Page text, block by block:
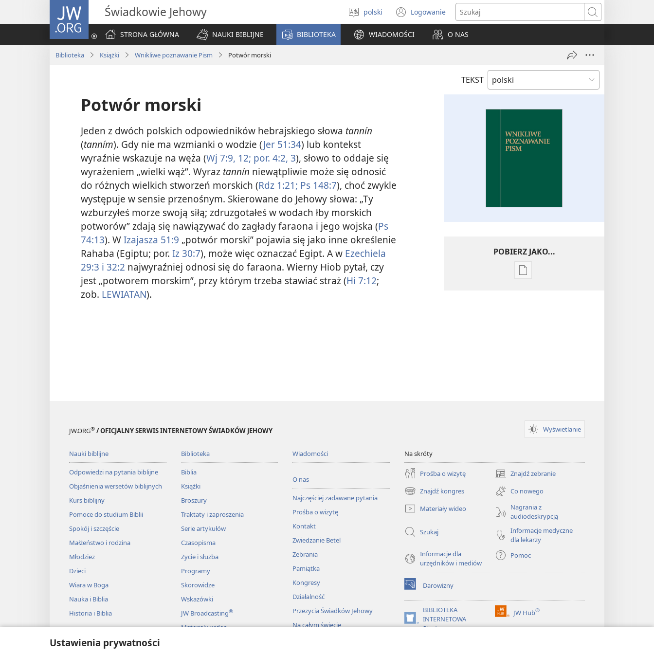
Ustawienia prywatności
JW.ORG Świadkowie Jehowy
Wybór
języka
polski Logowanie
(opens
new
window)
Szukaj
STRONA GŁÓWNA
NAUKI BIBLIJNE BIBLIOTEKA WIADOMOŚCI O NAS
Biblioteka Książki Wnikliwe poznawanie Pism Potwór morski
TEKST
Potwór morski
Jeden z dwóch polskich odpowiedników hebrajskiego słowa tannín
(tanním). Gdy nie ma wzmianki o wodzie (Jer 51:34) lub kontekst
wyraźnie wskazuje na węża (Wj 7:9, 12; por. 4:2, 3), słowo to oddaje się
wyrażeniem „wielki wąż”. Wyraz tannín niewątpliwie może się odnosić
do różnych wielkich stworzeń morskich (Rdz 1:21; Ps 148:7), choć zwykle
występuje w sensie przenośnym. Skierowane do Jehowy słowa: „Ty
wzburzyłeś morze swoją siłą; zdruzgotałeś w wodach łby morskich
potworów” zdają się nawiązywać do zagłady faraona i jego wojska (Ps
74:13). WIzajasza 51:9 „potwór morski” pojawia się jako inne określenie
Rahaba (Egiptu; por. Iz 30:7), może więc oznaczać Egipt. A w Ezechiela
29:3 i 32:2 najwyraźniej odnosi się do faraona. Wierny Hiob pytał, czy
jest „potworem morskim”, przy którym trzeba stawiać straż (Hi 7:12;
zob. LEWIATAN).
POBIERZ JAKO...
Ustawienia
JW.ORG® / OFICJALNY SERWIS INTERNETOWY ŚWIADKÓW JEHOWY Wyświetlanie
Nauki biblijne
Odpowiedzi na pytania biblijne
Objaśnienia wersetów biblijnych
Kurs biblijny
Pomoce do studium Biblii
Spokój i szczęście
Małżeństwo i rodzina
Młodzież
Dzieci
Wiara w Boga
Nauka i Biblia
Historia i Biblia
Biblioteka
Biblia
Książki
Broszury
Traktaty i zaproszenia
Serie artykułów
Czasopisma
Życie i służba
Programy
Skorowidze
Wskazówki
JW Broadcasting®
Materiały wideo
Wiadomości
O nas
Najczęściej zadawane pytania
Prośba o wizytę
Kontakt
Zwiedzanie Betel
Zebrania
Pamiątka
Kongresy
Działalność
Przeżycia Świadków Jehowy
Na całym świecie
Na skróty
Prośba o wizytę Znajdź zebranie
(opens
new
window)
Znajdź kongres
(opens
new
window)
Co nowego
Materiały wideo
Nagrania z
audiodeskrypcją
Szukaj
Informacje medyczne
dla lekarzy
Informacje dla
urzędników i mediów
Pomoc
Darowizny
(opens
new
window)BIBLIOTEKA
INTERNETOWA
Strażnicy
(opens
JW Hub®
(opens
new